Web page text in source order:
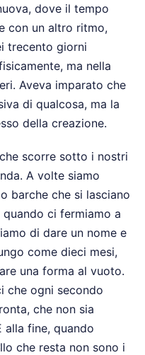
dove il tempo
con un altro ritmo,
trecento giorni
ma nella
Aveva imparato che
di qualcosa, ma la
della creazione.
scorre sotto i nostri
A volte siamo
barche che si lasciano
ci fermiamo a
di dare un nome e
come dieci mesi,
una forma al vuoto.
che ogni secondo
che non sia
alla fine, quando
che resta non sono i